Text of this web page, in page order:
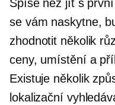
Spíše než jít s
se vám naskytne,
zhodnotit několik
ceny, umístění a
Existuje několik
lokalizační